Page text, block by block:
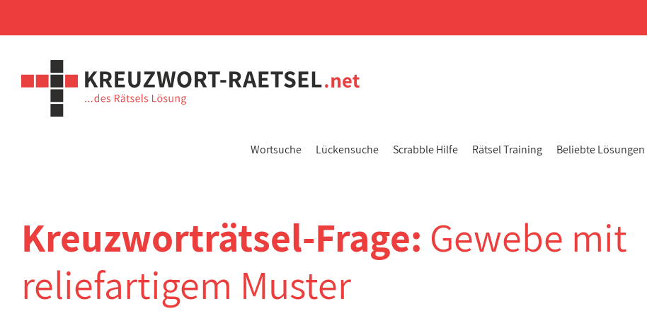
Wortsuche Lückensuche Scrabble Hilfe Rätsel Training Beliebte Lösungen
Kreuzworträtsel-Frage: Gewebe mit
reliefartigem Muster